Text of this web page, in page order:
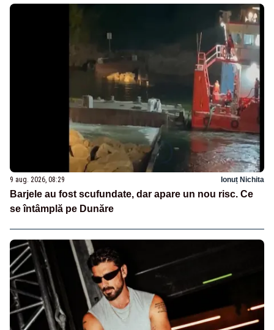
9 aug. 2026, 08:29 Ionuț Nichita
Barjele au fost scufundate, dar apare un nou risc. Ce
se întâmplă pe Dunăre